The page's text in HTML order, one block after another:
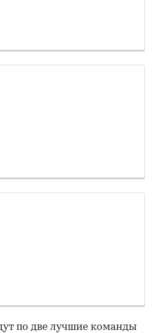
по две лучшие команды